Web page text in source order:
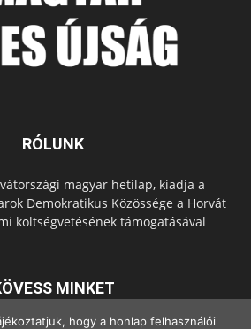
RÓLUNK
magyar hetilap, kiadja a
Demokratikus Közössége a Horvát
költségvetésének támogatásával
MINKET
hogy a honlap felhasználói